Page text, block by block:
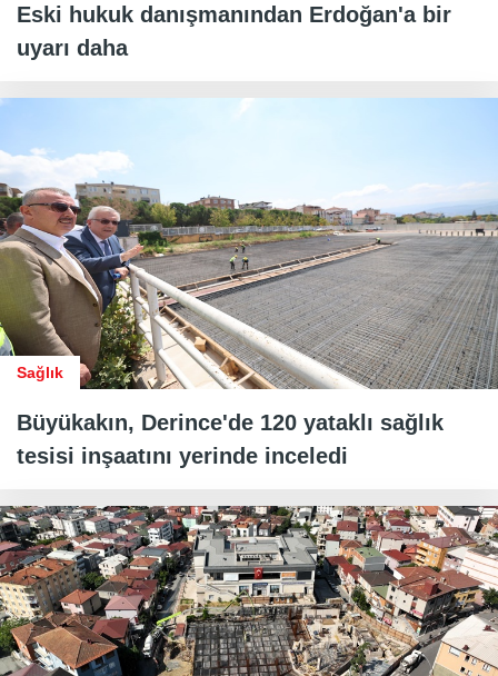
Eski hukuk danışmanından Erdoğan'a bir
uyarı daha
Sağlık
Büyükakın, Derince'de 120 yataklı sağlık
tesisi inşaatını yerinde inceledi